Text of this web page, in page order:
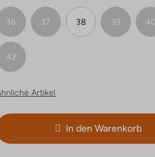
36 37 38 39 40
42
Artikel
In den Warenkorb